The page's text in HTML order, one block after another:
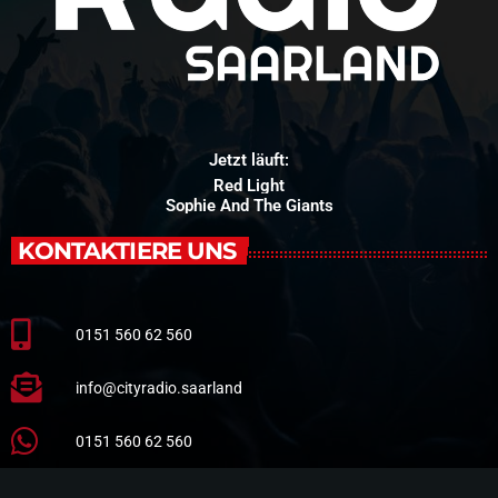
Jetzt läuft:
Red Light
Sophie And The Giants
KONTAKTIERE UNS
0151 560 62 560
info@cityradio.saarland
0151 560 62 560